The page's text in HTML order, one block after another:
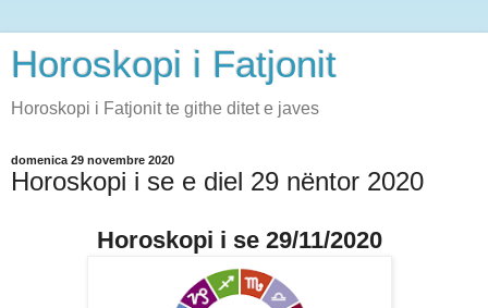
Horoskopi i Fatjonit
Horoskopi i Fatjonit te githe ditet e javes
domenica 29 novembre 2020
Horoskopi i se e diel 29 nëntor 2020
Horoskopi i se 29/11/2020